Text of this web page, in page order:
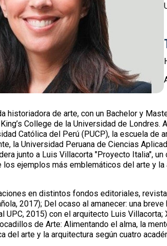
historiadora de arte, con un Bachelor y
College de la Universidad de
Católica del Perú (PUCP), la escuela de
la Universidad Peruana de Ciencias
junto a Luis Villacorta "Proyecto Italia",
ejemplos más emblemáticos del arte y
en distintos fondos editoriales,
2017); Del ocaso al amanecer: una
UPC, 2015) con el arquitecto Luis
de Arte: Alimentando el alma, la
del arte y la arquitectura según cuatro